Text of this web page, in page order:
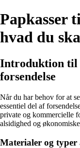
Papkasser
hvad du
Introduktion til
forsendelse
Når du har behov for at
essentiel del af
private og kommercielle
alsidighed og
Materialer og typer